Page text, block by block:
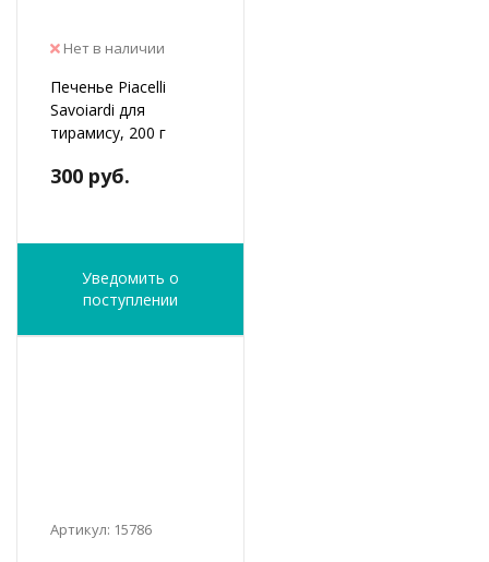
Нет в наличии
Печенье Piacelli
Savoiardi для
тирамису, 200 г
300 руб.
Уведомить о
поступлении
Артикул: 15786